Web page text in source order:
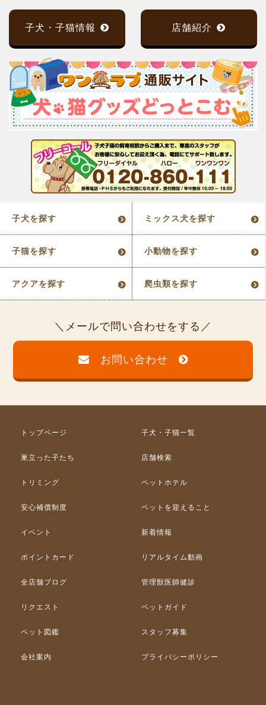
子犬・子猫情報 店舗紹介
子犬を探す ミックス犬を探す
子猫を探す 小動物を探す
アクアを探す 爬虫類を探す
メールで問い合わせをする
お問い合わせ
トップページ 子犬・子猫一覧
巣立った子たち 店舗検索
トリミング ペットホテル
安心補償制度 ペットを迎えること
イベント 新着情報
ポイントカード リアルタイム動画
全店舗ブログ 管理獣医師健診
リクエスト ペットガイド
ペット図鑑 スタッフ募集
会社案内 プライバシーポリシー